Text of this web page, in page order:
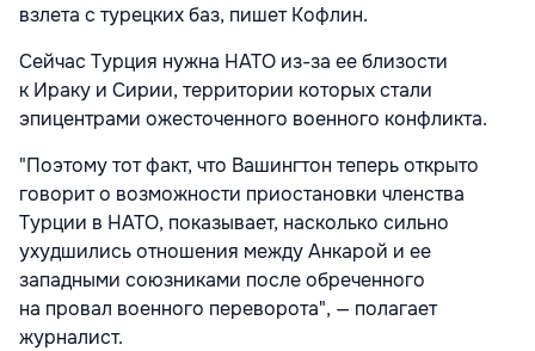
взлета с турецких баз, пишет Кофлин.
Сейчас Турция нужна НАТО из-за ее близости
к Ираку и Сирии, территории которых стали
эпицентрами ожесточенного военного конфликта.
"Поэтому тот факт, что Вашингтон теперь открыто
говорит о возможности приостановки членства
Турции в НАТО, показывает, насколько сильно
ухудшились отношения между Анкарой и ее
западными союзниками после обреченного
на провал военного переворота", — полагает
журналист.